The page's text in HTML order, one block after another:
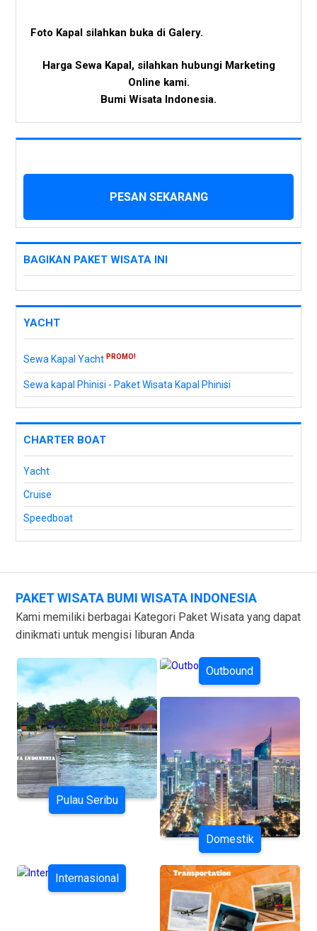
Foto Kapal silahkan buka di Galery.
Harga Sewa Kapal, silahkan hubungi Marketing
Online kami.
Bumi Wisata Indonesia.
PESAN SEKARANG
BAGIKAN PAKET WISATA INI
YACHT
Sewa Kapal YachtPROMO!
Sewa kapal Phinisi - Paket Wisata Kapal Phinisi
CHARTER BOAT
Yacht
Cruise
Speedboat
PAKET WISATA BUMI WISATA INDONESIA
Kami memiliki berbagai Kategori Paket Wisata yang dapat
dinikmati untuk mengisi liburan Anda
Pulau Seribu
Outbound
Domestik
Internasional